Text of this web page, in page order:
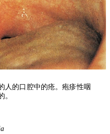
人的口腔中的疮。疱疹性咽
。